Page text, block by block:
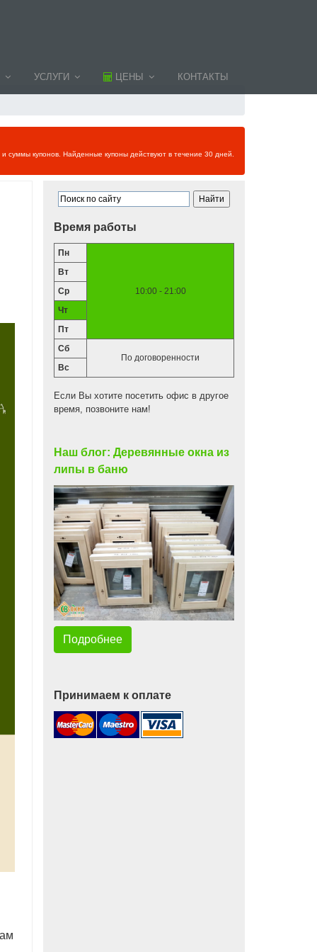
УСЛУГИ ЦЕНЫ КОНТАКТЫ
и суммы купонов. Найденные купоны действуют в течение 30 дней.
Время работы
Пн
10:00 - 21:00
Вт
Ср
Чт
Пт
Сб
По договоренности
Вс
Если Вы хотите посетить офис в другое
время, позвоните нам!
Наш блог: Деревянные окна из
липы в баню
Подробнее
Принимаем к оплате